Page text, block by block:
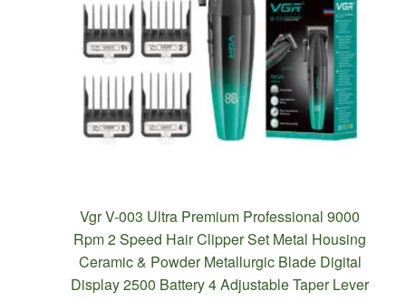
Vgr V-003 Ultra Premium Professional 9000
Rpm 2 Speed Hair Clipper Set Metal Housing
Ceramic & Powder Metallurgic Blade Digital
Display 2500 Battery 4 Adjustable Taper Lever